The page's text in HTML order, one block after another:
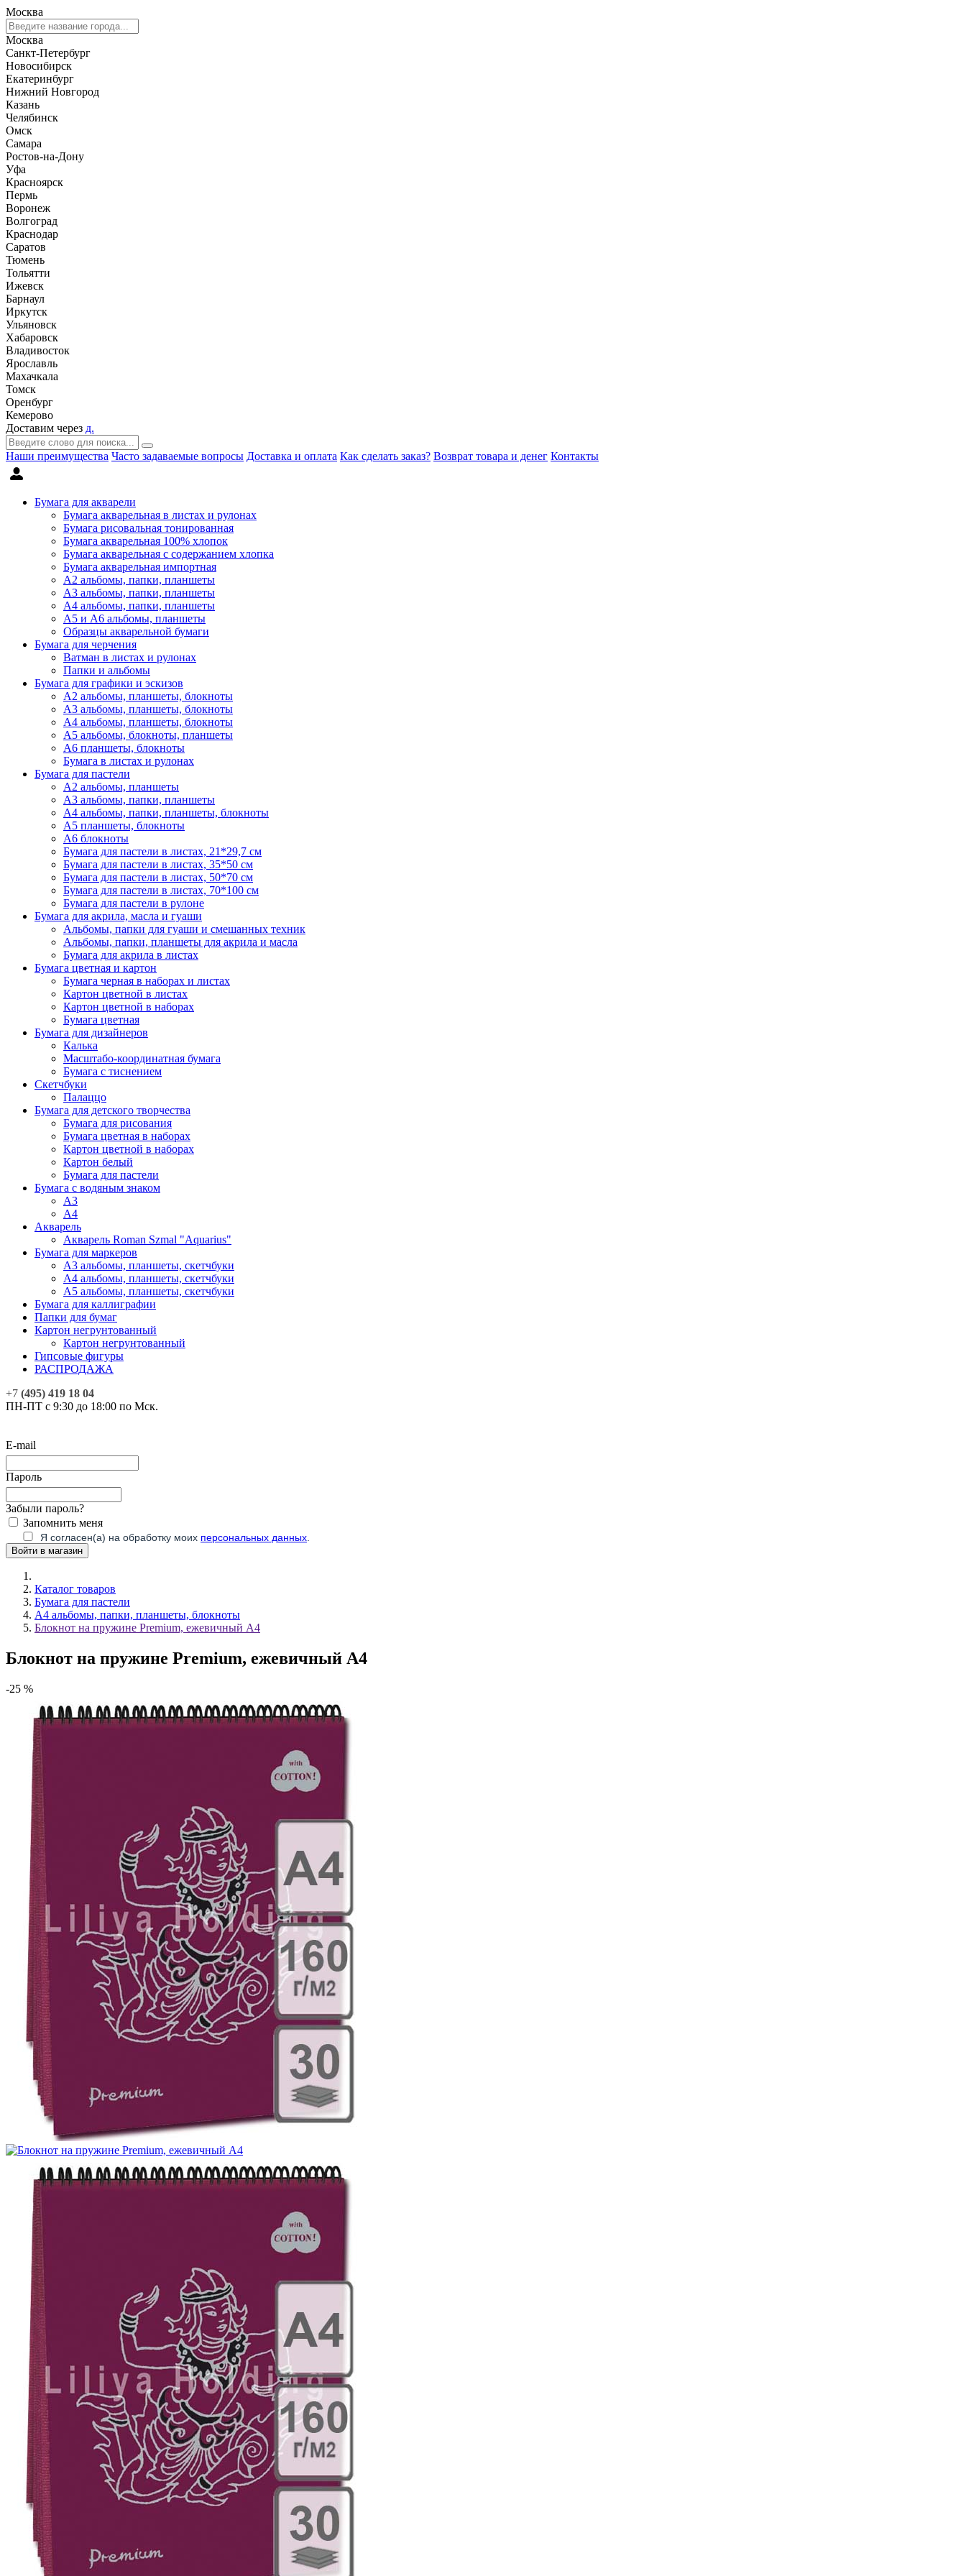
Москва
Москва
Санкт-Петербург
Новосибирск
Екатеринбург
Нижний Новгород
Казань
Челябинск
Омск
Самара
Ростов-на-Дону
Уфа
Красноярск
Пермь
Воронеж
Волгоград
Краснодар
Саратов
Тюмень
Тольятти
Ижевск
Барнаул
Иркутск
Ульяновск
Хабаровск
Владивосток
Ярославль
Махачкала
Томск
Оренбург
Кемерово
Доставим через д.
Наши преимущества Часто задаваемые вопросы Доставка и оплата Как сделать заказ? Возврат товара и денег Контакты
Бумага для акварели
Бумага акварельная в листах и рулонах
Бумага рисовальная тонированная
Бумага акварельная 100% хлопок
Бумага акварельная с содержанием хлопка
Бумага акварельная импортная
А2 альбомы, папки, планшеты
А3 альбомы, папки, планшеты
А4 альбомы, папки, планшеты
А5 и А6 альбомы, планшеты
Образцы акварельной бумаги
Бумага для черчения
Ватман в листах и рулонах
Папки и альбомы
Бумага для графики и эскизов
А2 альбомы, планшеты, блокноты
А3 альбомы, планшеты, блокноты
А4 альбомы, планшеты, блокноты
А5 альбомы, блокноты, планшеты
А6 планшеты, блокноты
Бумага в листах и рулонах
Бумага для пастели
А2 альбомы, планшеты
А3 альбомы, папки, планшеты
А4 альбомы, папки, планшеты, блокноты
А5 планшеты, блокноты
А6 блокноты
Бумага для пастели в листах, 21*29,7 см
Бумага для пастели в листах, 35*50 см
Бумага для пастели в листах, 50*70 см
Бумага для пастели в листах, 70*100 см
Бумага для пастели в рулоне
Бумага для акрила, масла и гуаши
Альбомы, папки для гуаши и смешанных техник
Альбомы, папки, планшеты для акрила и масла
Бумага для акрила в листах
Бумага цветная и картон
Бумага черная в наборах и листах
Картон цветной в листах
Картон цветной в наборах
Бумага цветная
Бумага для дизайнеров
Калька
Масштабо-координатная бумага
Бумага с тиснением
Скетчбуки
Палаццо
Бумага для детского творчества
Бумага для рисования
Бумага цветная в наборах
Картон цветной в наборах
Картон белый
Бумага для пастели
Бумага с водяным знаком
А3
А4
Акварель
Акварель Roman Szmal "Aquarius"
Бумага для маркеров
А3 альбомы, планшеты, скетчбуки
А4 альбомы, планшеты, скетчбуки
А5 альбомы, планшеты, скетчбуки
Бумага для каллиграфии
Папки для бумаг
Картон негрунтованный
Картон негрунтованный
Гипсовые фигуры
РАСПРОДАЖА
+7 (495) 419 18 04
ПН-ПТ с 9:30 до 18:00 по Мск.
E-mail
Пароль
Забыли пароль?
Запомнить меня
Я согласен(а) на обработку моих персональных данных
Каталог товаров
Бумага для пастели
А4 альбомы, папки, планшеты, блокноты
Блокнот на пружине Premium, ежевичный А4
Блокнот на пружине Premium, ежевичный А4
-25 %